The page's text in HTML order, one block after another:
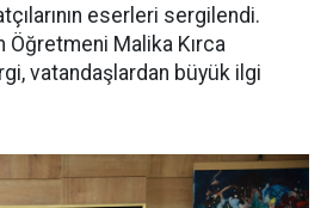
eserleri sergilendi.
Malika Kırca
vatandaşlardan büyük ilgi